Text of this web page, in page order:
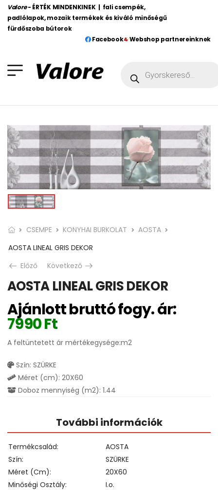
Valore - ÉRTÉK MINDENKINEK | fali csempék,
padlólapok, mozaik termékek és kiváló minőségű
fürdőszoba bútorok
Facebook
Webshop partnereinknek
CSEMPE KONYHAI BURKOLAT
AOSTA
AOSTA LINEAL GRIS DEKOR
Előző
Következő
AOSTA LINEAL GRIS DEKOR
Ajánlott bruttó fogy. ár:
7990Ft
A feltüntetett ár mértékegysége:m2
Szín: SZÜRKE
Méret (cm): 20X60
Doboz mennyiség (m2): 1.44
További információk
Termékcsalád
AOSTA
Szín
SZÜRKE
Méret (cm)
20X60
Minőségi Osztály
I.o.